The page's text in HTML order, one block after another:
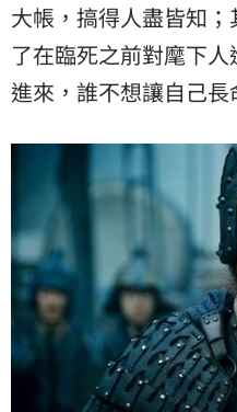
大帳，搞得人盡皆知
了在臨死之前對麾下
進來，誰不想讓自己長